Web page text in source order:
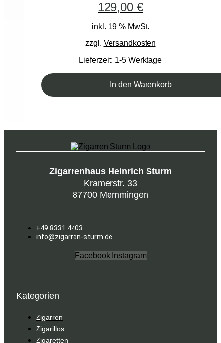
129,00 €
inkl. 19 % MwSt.
zzgl. Versandkosten
Lieferzeit: 1-5 Werktage
In den Warenkorb
Zigarrenhaus Heinrich Sturm
Kramerstr. 33
87700 Memmingen
+49 8331 4403
info@zigarren-sturm.de
Facebook Instagram
Kategorien
Zigarren
Zigarillos
Zigaretten